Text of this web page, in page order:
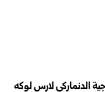
الدنماركي لارس لوكه